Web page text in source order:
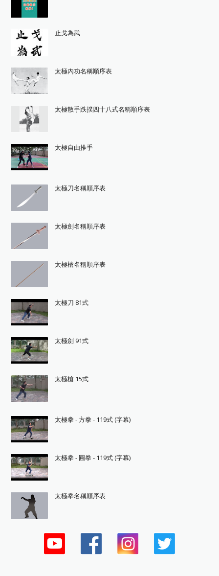
止戈為武
太極內功名稱順序表
太極散手跌撲四十八式名稱順序表
太極自由推手
太極刀名稱順序表
太極劍名稱順序表
太極槍名稱順序表
太極刀 81式
太極劍 91式
太極槍 15式
太極拳 - 方拳 - 119式 (字幕)
太極拳 - 圓拳 - 119式 (字幕)
太極拳名稱順序表